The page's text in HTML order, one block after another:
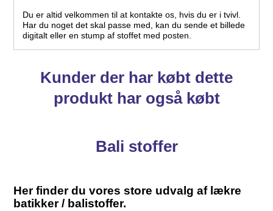
Du er altid velkommen til at kontakte os, hvis du er i tvivl.
Har du noget det skal passe med, kan du sende et billede
digitalt eller en stump af stoffet med posten.
Kunder der har købt dette
produkt har også købt
Bali stoffer
Her finder du vores store udvalg af lækre
batikker / balistoffer.